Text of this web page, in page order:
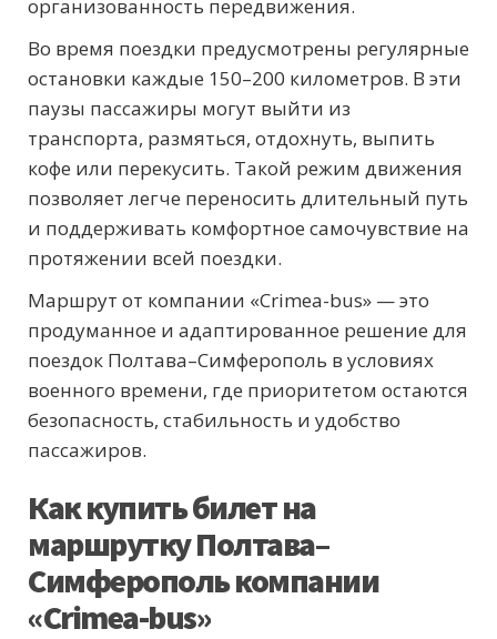
организованность передвижения.
Во время поездки предусмотрены регулярные
остановки каждые 150–200 километров. В эти
паузы пассажиры могут выйти из
транспорта, размяться, отдохнуть, выпить
кофе или перекусить. Такой режим движения
позволяет легче переносить длительный путь
и поддерживать комфортное самочувствие на
протяжении всей поездки.
Маршрут от компании «Crimea-bus» — это
продуманное и адаптированное решение для
поездок Полтава–Симферополь в условиях
военного времени, где приоритетом остаются
безопасность, стабильность и удобство
пассажиров.
Как купить билет на
маршрутку Полтава–
Симферополь компании
«Crimea-bus»